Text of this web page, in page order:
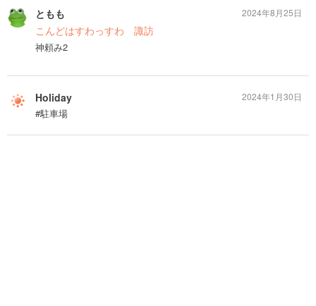
ともも
こんどはすわっすわ 諏訪
神頼み2
2024年8月25日
Holiday
#駐車場
2024年1月30日